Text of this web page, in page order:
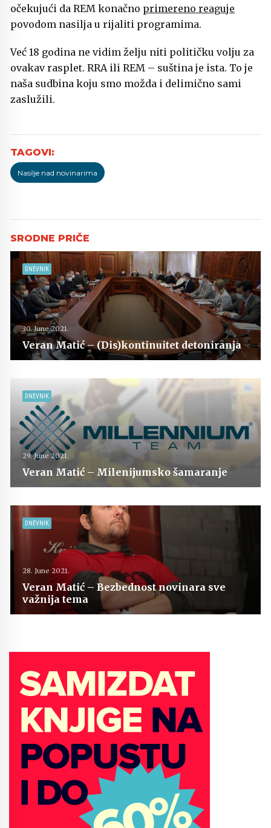
očekujući da REM konačno primereno reaguje
povodom nasilja u rijaliti programima.
Već 18 godina ne vidim želju niti političku volju za
ovakav rasplet. RRA ili REM – suština je ista. To je
naša sudbina koju smo možda i delimično sami
zaslužili.
Nasilje nad novinarima
DNEVNIK
30. June 2021.
Veran Matić – (Dis)kontinuitet detoniranja
DNEVNIK
29. June 2021.
Veran Matić – Milenijumsko šamaranje
DNEVNIK
28. June 2021.
Veran Matić – Bezbednost novinara sve
važnija tema